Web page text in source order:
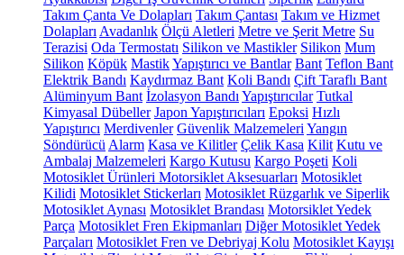
Takım Çanta Ve Dolapları Takım Çantası Takım ve Hizmet
Dolapları Avadanlık Ölçü Aletleri Metre ve Şerit Metre Su
Terazisi Oda Termostatı Silikon ve Mastikler Silikon Mum
Silikon Köpük MastikYapıştırıcı ve Bantlar Bant Teflon Bant
Elektrik Bandı Kaydırmaz Bant Koli Bandı Çift Taraflı Bant
Alüminyum Bant İzolasyon Bandı Yapıştırıcılar Tutkal
Kimyasal Dübeller Japon Yapıştırıcıları Epoksi Hızlı
Yapıştırıcı Merdivenler Güvenlik Malzemeleri Yangın
Söndürücü Alarm Kasa ve Kilitler Çelik Kasa Kilit Kutu ve
Ambalaj Malzemeleri Kargo Kutusu Kargo Poşeti Koli
Motosiklet Ürünleri Motorsiklet Aksesuarları Motosiklet
Kilidi Motosiklet Stickerları Motosiklet Rüzgarlık ve Siperlik
Motosiklet Aynası Motosiklet Brandası Motorsiklet Yedek
Parça Motosiklet Fren Ekipmanları Diğer Motosiklet Yedek
Parçaları Motosiklet Fren ve Debriyaj Kolu Motosiklet Kayışı